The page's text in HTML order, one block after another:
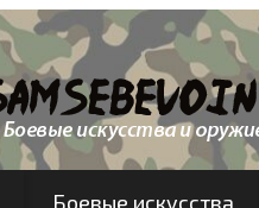
Боевые искусства